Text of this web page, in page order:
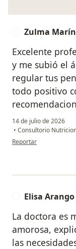
Zulma Marín
Excelente
y me subió el
regular tus
todo positivo
14 de julio de 2026
• Consultorio
en opinión del usuario
Reportar
Elisa Arango
La doctora es
amorosa,
las